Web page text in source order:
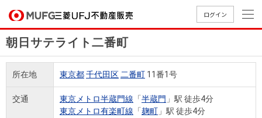
ログイン
買いたい
売りたい
朝日サテライト二番町
所在地 東京都千代田区 二番町 11番1号
交通 東京メトロ半蔵門線 「半蔵門 」駅 徒歩4分
東京メトロ有楽町線 「麹町 」駅 徒歩4分